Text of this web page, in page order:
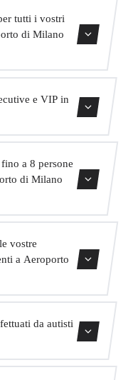
uno al momento
tutti i vostri
di Milano
indicarlo al
e VIP in
abito bilingue e
a 8 persone
di Milano
gruppi.
vostre
a Aeroporto
prenotazione
da autisti